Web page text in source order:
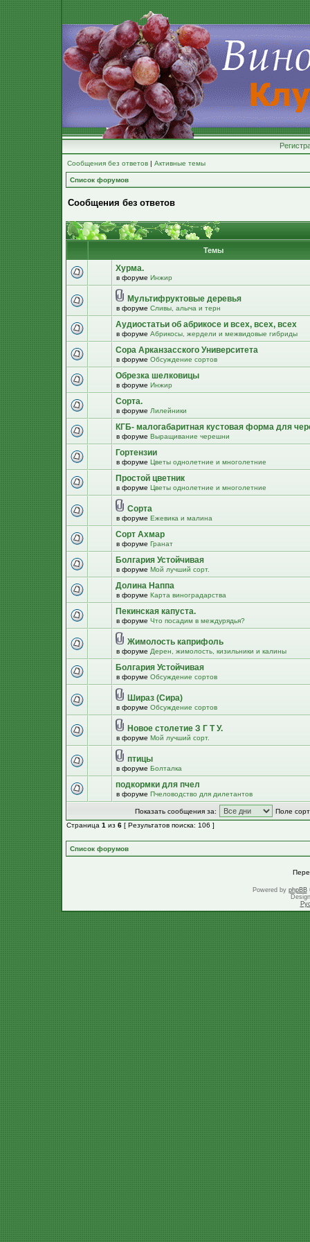
Сообщения без ответов | Активные темы
Список форумов
Сообщения без ответов
Темы
Хурма.
в форуме Инжир
Мультифруктовые деревья
в форуме Сливы, алыча и терн
Аудиостатьи об абрикосе и всех, всех, всех
в форуме Абрикосы, жердели и межвидовые гибриды
Сора Арканзасского Университета
в форуме Обсуждение сортов
Обрезка шелковицы
в форуме Инжир
Сорта.
в форуме Лилейники
КГБ- малогабаритная кустовая форма для
в форуме Выращивание черешни
Гортензии
в форуме Цветы однолетние и многолетние
Простой цветник
в форуме Цветы однолетние и многолетние
Сорта
в форуме Ежевика и малина
Сорт Ахмар
в форуме Гранат
Болгария Устойчивая
в форуме Мой лучший сорт.
Долина Наппа
в форуме Карта виноградарства
Пекинская капуста.
в форуме Что посадим в междурядья?
Жимолость каприфоль
в форуме Дерен, жимолость, кизильники и калины
Болгария Устойчивая
в форуме Обсуждение сортов
Шираз (Сира)
в форуме Обсуждение сортов
Новое столетие З Г Т У.
в форуме Мой лучший сорт.
птицы
в форуме Болталка
подкормки для пчел
в форуме Пчеловодство для дилетантов
Показать сообщения за:
Поле
Страница 1 из 6 [ Результатов поиска: 106 ]
Список форумов
Powered by phpBB